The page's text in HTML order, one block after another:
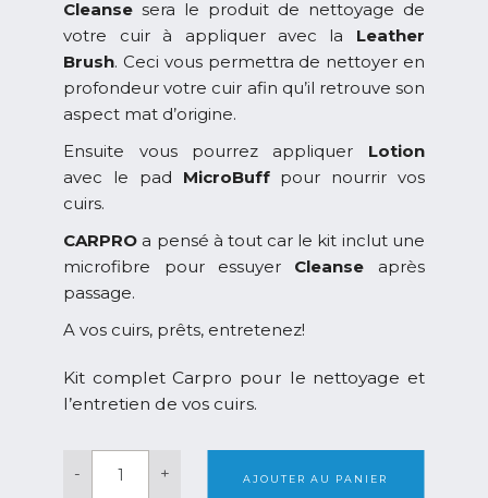
Cleanse sera le produit de nettoyage de
votre cuir à appliquer avec la Leather
Brush. Ceci vous permettra de nettoyer en
profondeur votre cuir afin qu’il retrouve son
aspect mat d’origine.
Ensuite vous pourrez appliquer Lotion
avec le pad MicroBuffpour nourrir vos
cuirs.
CARPRO a pensé à tout car le kit inclut une
microfibre pour essuyer Cleanse après
passage.
A vos cuirs, prêts, entretenez!
Kit complet Carpro pour le nettoyage et
l’entretien de vos cuirs.
- + AJOUTER AU PANIER